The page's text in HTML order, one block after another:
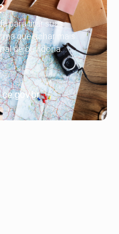
para tirar suas
que achar mais
de ouvidoria.